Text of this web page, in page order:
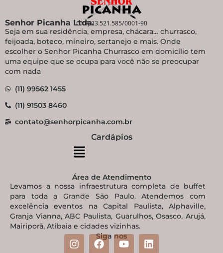
Senhor Picanha Ltda.CNPJ 23.521.585/0001-90
Seja em sua residência, empresa, chácara… churrasco,
feijoada, boteco, mineiro, sertanejo e mais. Onde
escolher o Senhor Picanha Churrasco em domicílio tem
uma equipe que se ocupa para você não se preocupar
com nada
(11) 99562 1455
(11) 91503 8460
contato@senhorpicanha.com.br
Cardápios
Área de Atendimento
Levamos a nossa infraestrutura completa de buffet
para toda a Grande São Paulo. Atendemos com
excelência eventos na Capital Paulista, Alphaville,
Granja Vianna, ABC Paulista, Guarulhos, Osasco, Arujá,
Mairiporã, Atibaia e cidades vizinhas.
Siga nos